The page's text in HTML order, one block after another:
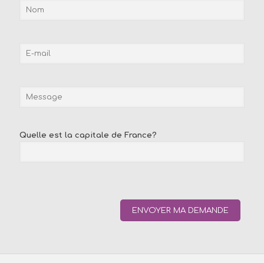
Quelle est la capitale de France?